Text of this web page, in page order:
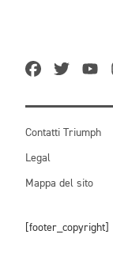
Contatti Triumph
Legal
Mappa del sito
[footer_copyright]